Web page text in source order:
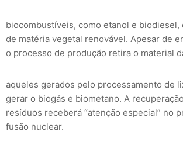
biocombustíveis, como etanol e biodiesel,
de matéria vegetal renovável. Apesar de
o processo de produção retira o material
aqueles gerados pelo processamento de
gerar o biogás e biometano. A
resíduos receberá “atenção especial” no
fusão nuclear.